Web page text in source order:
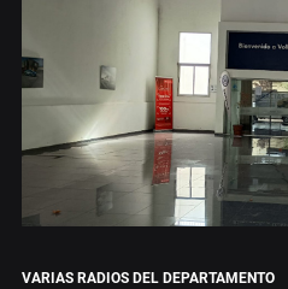
VARIAS RADIOS DEL DEPARTAMENTO